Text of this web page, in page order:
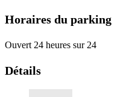
Horaires du parking
Ouvert 24 heures sur 24
Détails